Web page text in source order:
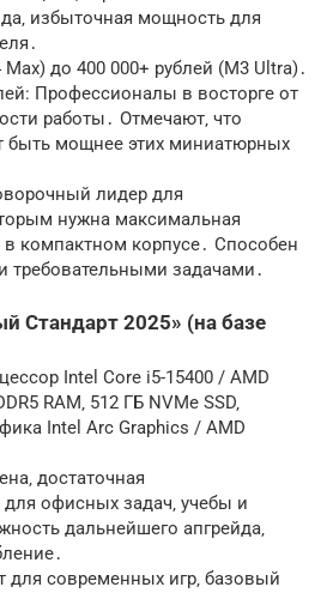
избыточная мощность для
до 400 000+ рублей (M3 Ultra)․
Профессионалы в восторге от
работы․ Отмечают‚ что
быть мощнее этих миниатюрных
лидер для
нужна максимальная
в компактном корпусе․ Способен
требовательными задачами․
Стандарт 2025» (на базе
Intel Core i5-15400 / AMD
RAM‚ 512 ГБ NVMe SSD‚
Intel Arc Graphics / AMD
достаточная
офисных задач‚ учебы и
дальнейшего апгрейда‚
современных игр‚ базовый